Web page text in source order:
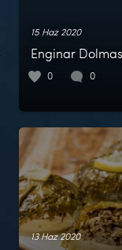
15 Haz 2020
Enginar
0 0
13 Haz 2020